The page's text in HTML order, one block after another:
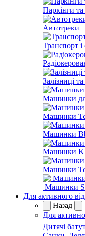
Паркінги та
Автотреки
Транспорт і
Залізниці
Машинки
Машинки
Машинки
Машинки
Машинки
Машинки
Для активного
Назад
Для
Дитячі